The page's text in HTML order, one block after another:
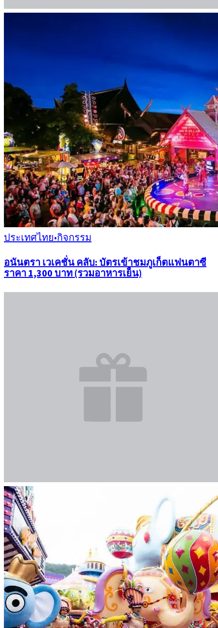
ประเทศไทย•กิจกรรม
อนันตรา เวเคชั่น คลับ: บัตรเข้าชมภูเก็ตแฟนตาซี
ราคา 1,300 บาท (รวมอาหารเย็น)